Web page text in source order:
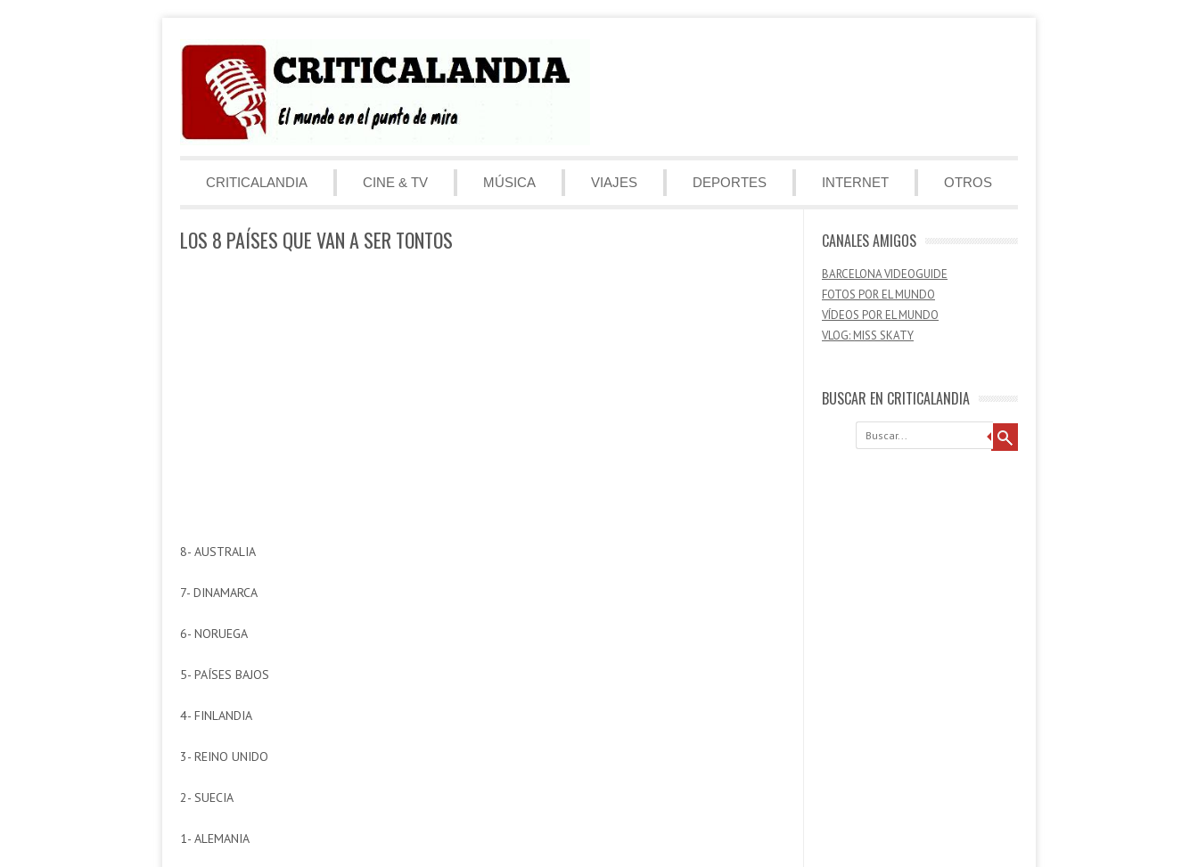
Menú
CRITICALANDIA
CINE & TV MÚSICA VIAJES DEPORTES INTERNET OTROS
LOS 8 PAÍSES QUE VAN A SER TONTOS
8- AUSTRALIA
7- DINAMARCA
6- NORUEGA
5- PAÍSES BAJOS
4- FINLANDIA
3- REINO UNIDO
2- SUECIA
1- ALEMANIA
CANALES AMIGOS
BARCELONA VIDEOGUIDE
FOTOS POR EL MUNDO
VÍDEOS POR EL MUNDO
VLOG: MISS SKATY
BUSCAR EN CRITICALANDIA
Buscar